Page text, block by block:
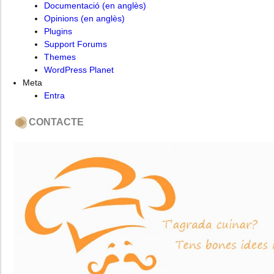
Documentació (en anglès)
Opinions (en anglès)
Plugins
Support Forums
Themes
WordPress Planet
Meta
Entra
CONTACTE